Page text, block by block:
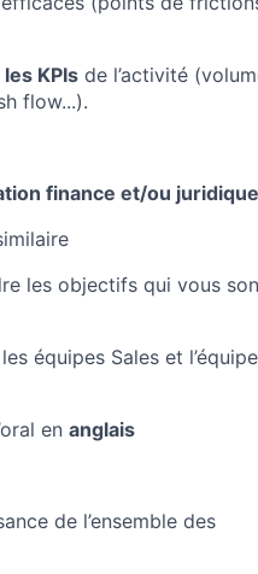
KPIs de l’activité
flow...).
finance et/ou juridique
les objectifs qui vous
équipes Sales et l’équipe
en anglais
de l’ensemble des